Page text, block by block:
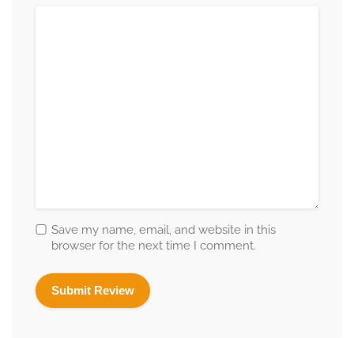
Save my name, email, and website in this
browser for the next time I comment.